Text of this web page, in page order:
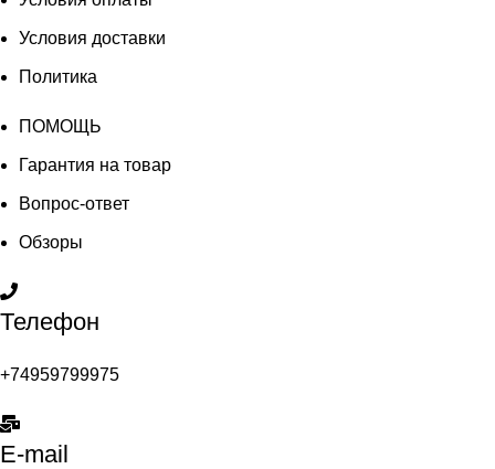
Условия доставки
Политика
ПОМОЩЬ
Гарантия на товар
Вопрос-ответ
Обзоры
Телефон
+74959799975
E-mail